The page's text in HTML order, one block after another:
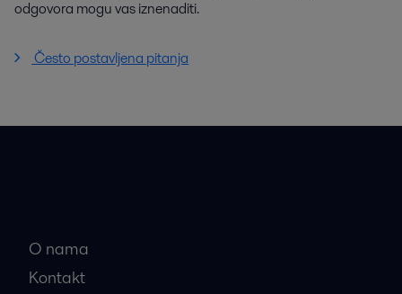
odgovora mogu vas iznenaditi.
Često postavljena pitanja
O nama
Kontakt